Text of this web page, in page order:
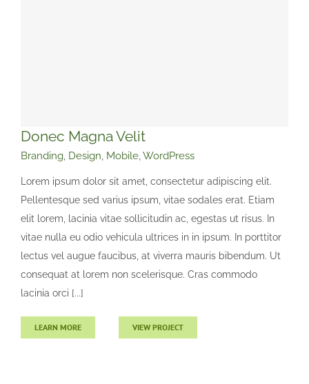
Donec Magna Velit
Branding Design Mobile WordPress
Donec Magna Velit
Branding, Design, Mobile,WordPress
Lorem ipsum dolor sit amet, consectetur adipiscing elit.
Pellentesque sed varius ipsum, vitae sodales erat. Etiam
elit lorem, lacinia vitae sollicitudin ac, egestas ut risus. In
vitae nulla eu odio vehicula ultrices in in ipsum. In porttitor
lectus vel augue faucibus, at viverra mauris bibendum. Ut
consequat at lorem non scelerisque. Cras commodo
lacinia orci [...]
LEARN MORE VIEW PROJECT